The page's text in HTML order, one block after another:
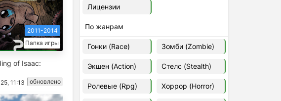
Папка игры
2011-2014
of Isaac:
11:13 обновлено
Ghost of Tsushima: Director's Cut
v.1053.9.0623.1807 [Папка
Euro Truck Simulator 2 v.1.60.1.7s
[Папка игры] (2012)
37,77 Гб
Лицензии
По жанрам
Гонки (Race) Зомби (Zombie)
Экшен (Action) Стелс (Stealth)
Ролевые (Rpg) Хоррор (Horror)